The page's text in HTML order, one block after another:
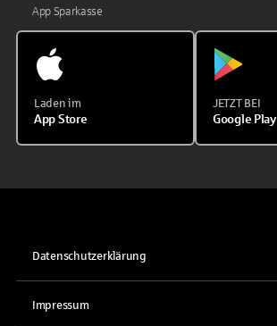
App Sparkasse
Laden im
App Store
JETZT BEI
Google Play
Datenschutzerklärung
Impressum